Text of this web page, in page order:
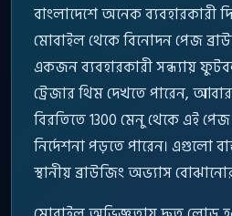
বাংলাদেশে অনেক ব্যবহারকারী
মোবাইল থেকে বিনোদন পেজ
একজন ব্যবহারকারী সন্ধ্যায়
ট্রেজার থিম দেখতে পারেন,
বিরতিতে 1300 মেনু থেকে এই
নির্দেশনা পড়তে পারেন। এগুলো
স্থানীয় ব্রাউজিং অভ্যাস